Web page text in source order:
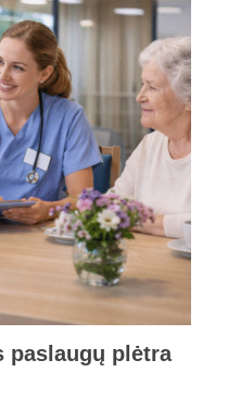
paslaugų plėtra